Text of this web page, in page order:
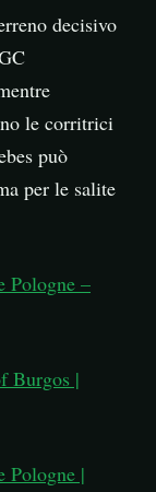
decisivo
le corritrici
può
per le salite
Pologne –
Burgos |
Pologne |